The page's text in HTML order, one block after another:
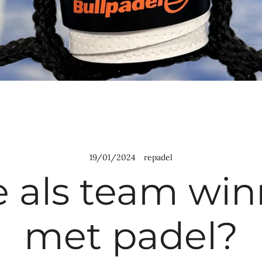
19/01/2024 repadel
als team
met padel?